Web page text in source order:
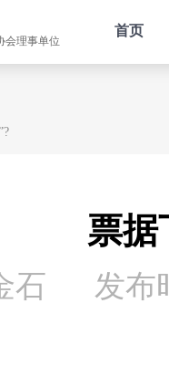
会理事单位
首页
票据
石 发布